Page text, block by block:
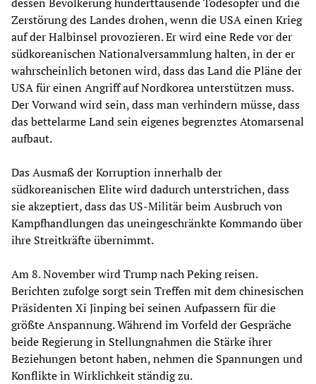
Zerstörung des Landes drohen, wenn die USA einen Krieg
auf der Halbinsel provozieren. Er wird eine Rede vor der
südkoreanischen Nationalversammlung halten, in der er
wahrscheinlich betonen wird, dass das Land die Pläne der
USA für einen Angriff auf Nordkorea unterstützen muss.
Der Vorwand wird sein, dass man verhindern müsse, dass
das bettelarme Land sein eigenes begrenztes Atomarsenal
aufbaut.
Das Ausmaß der Korruption innerhalb der
südkoreanischen Elite wird dadurch unterstrichen, dass
sie akzeptiert, dass das US-Militär beim Ausbruch von
Kampfhandlungen das uneingeschränkte Kommando über
ihre Streitkräfte übernimmt.
Am 8. November wird Trump nach Peking reisen.
Berichten zufolge sorgt sein Treffen mit dem chinesischen
Präsidenten Xi Jinping bei seinen Aufpassern für die
größte Anspannung. Während im Vorfeld der Gespräche
beide Regierung in Stellungnahmen die Stärke ihrer
Beziehungen betont haben, nehmen die Spannungen und
Konflikte in Wirklichkeit ständig zu.